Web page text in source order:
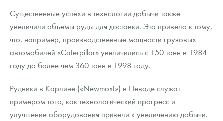
Существенные успехи в технологии добычи также
увеличили объемы руды для доставки. Это привело к тому,
что, например, производственные мощности грузовых
автомобилей «Caterpillar» увеличились с 150 тонн в 1984
году до более чем 360 тонн в 1998 году.
Рудники в Карлине («Newmont») в Неваде служат
примером того, как технологический прогресс и
улучшение оборудования привели к увеличению добычи.